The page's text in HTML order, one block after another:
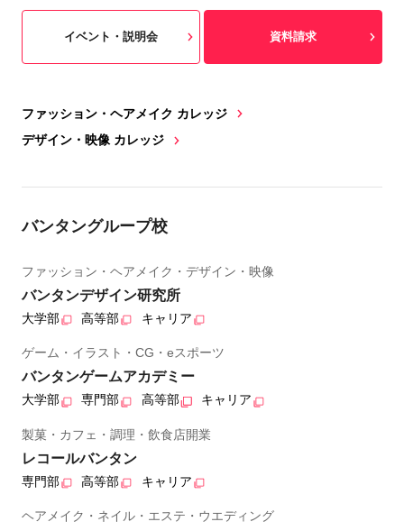
ファッション・ヘアメイク カレッジ
デザイン・映像 カレッジ
イベント・説明会 資料請求
バンタングループ校
ファッション・ヘアメイク・デザイン・映像
バンタンデザイン研究所
大学部 高等部 キャリア
ゲーム・イラスト・CG・eスポーツ
バンタンゲームアカデミー
大学部 専門部 高等部 キャリア
製菓・カフェ・調理・飲食店開業
レコールバンタン
専門部 高等部 キャリア
ヘアメイク・ネイル・エステ・ウエディング